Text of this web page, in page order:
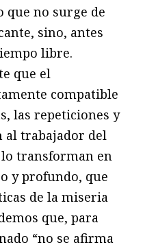
que no surge de
sino, antes
libre.
que el
compatible
las repeticiones y
al trabajador del
transforman en
y profundo, que
de la miseria
que, para
“no se afirma